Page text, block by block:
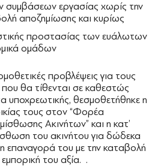
συμβάσεων εργασίας χωρίς την
αποζημίωσης και κυρίως
προστασίας των ευάλωτων
ομάδων
προβλέψεις για τους
θα τίθενται σε καθεστώς
υποχρεωτικής, θεσμοθετήθηκε η
τους στον “Φορέα
Ακινήτων” και η κατ’
του ακινήτου για δώδεκα
η επαναγορά του με την καταβολή
του αξία. .